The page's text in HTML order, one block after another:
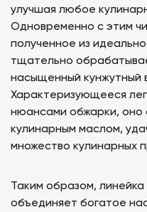
улучшая любое
Одновременно с этим
полученное из
тщательно
насыщенный кунжутный
Характеризующееся
нюансами обжарки, оно
кулинарным маслом,
множество кулинарных
Таким образом,
объединяет богатое